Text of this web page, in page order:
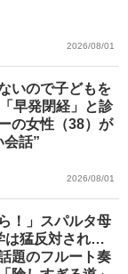
2026/08/01
いので子どもを
早発閉経」と診
の女性（38）が
会話”
2026/08/01
！」スパルタ母
は猛反対され…
題のフルート奏